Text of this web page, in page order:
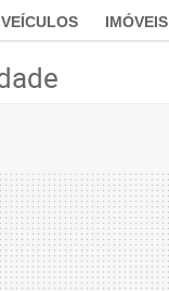
VEÍCULOS IMÓVEIS